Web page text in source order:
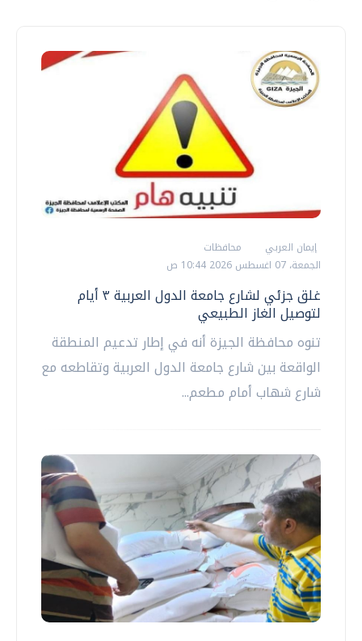
إيمان العربي
محافظات
الجمعة، 07 اغسطس 2026 10:44 ص
غلق جزئي لشارع جامعة الدول العربية ٣ أيام
لتوصيل الغاز الطبيعي
تنوه محافظة الجيزة أنه في إطار تدعيم المنطقة
الواقعة بين شارع جامعة الدول العربية وتقاطعه مع
شارع شهاب أمام مطعم...